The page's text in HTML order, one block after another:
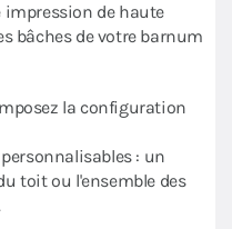
impression de haute
bâches de votre barnum
la configuration
: un
toit ou l'ensemble des